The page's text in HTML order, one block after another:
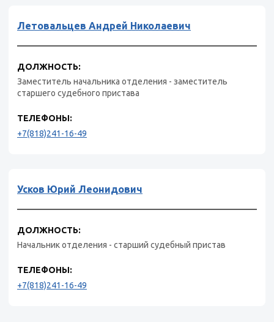
Летовальцев Андрей Николаевич
ДОЛЖНОСТЬ:
Заместитель начальника отделения - заместитель
старшего судебного пристава
ТЕЛЕФОНЫ:
+7(818)241-16-49
Усков Юрий Леонидович
ДОЛЖНОСТЬ:
Начальник отделения - старший судебный пристав
ТЕЛЕФОНЫ:
+7(818)241-16-49